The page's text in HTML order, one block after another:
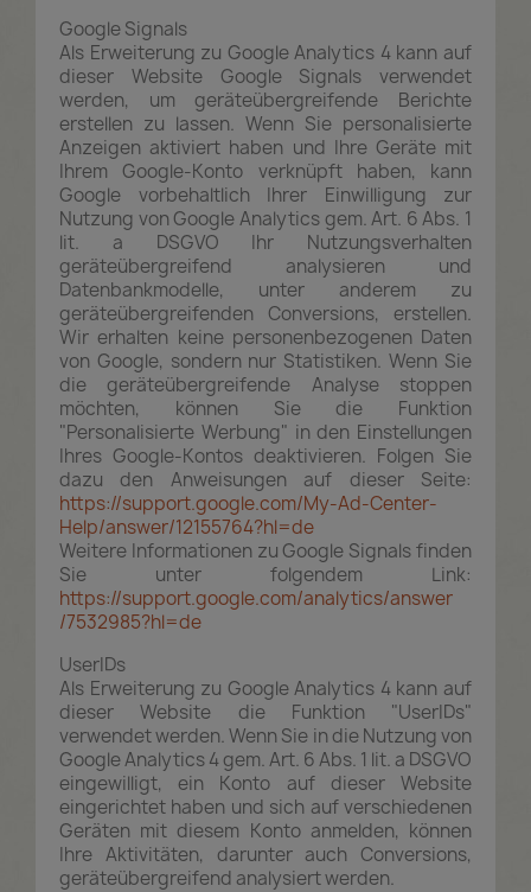
Google Signals
Als Erweiterung zu Google Analytics 4 kann auf
dieser Website Google Signals verwendet
werden, um geräteübergreifende Berichte
erstellen zu lassen. Wenn Sie personalisierte
Anzeigen aktiviert haben und Ihre Geräte mit
Ihrem Google-Konto verknüpft haben, kann
Google vorbehaltlich Ihrer Einwilligung zur
Nutzung von Google Analytics gem. Art. 6 Abs. 1
lit. a DSGVO Ihr Nutzungsverhalten
geräteübergreifend analysieren und
Datenbankmodelle, unter anderem zu
geräteübergreifenden Conversions, erstellen.
Wir erhalten keine personenbezogenen Daten
von Google, sondern nur Statistiken. Wenn Sie
die geräteübergreifende Analyse stoppen
möchten, können Sie die Funktion
"Personalisierte Werbung" in den Einstellungen
Ihres Google-Kontos deaktivieren. Folgen Sie
dazu den Anweisungen auf dieser Seite:
https://support.google.com/My-Ad-Center-
Help/answer/12155764?hl=de
Weitere Informationen zu Google Signals finden
Sie unter folgendem Link:
https://support.google.com/analytics/answer
/7532985?hl=de
UserIDs
Als Erweiterung zu Google Analytics 4 kann auf
dieser Website die Funktion "UserIDs"
verwendet werden. Wenn Sie in die Nutzung von
Google Analytics 4 gem. Art. 6 Abs. 1 lit. a DSGVO
eingewilligt, ein Konto auf dieser Website
eingerichtet haben und sich auf verschiedenen
Geräten mit diesem Konto anmelden, können
Ihre Aktivitäten, darunter auch Conversions,
geräteübergreifend analysiert werden.